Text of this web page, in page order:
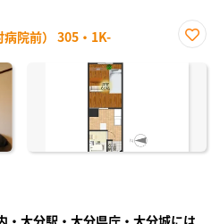
院前） 305・1K-
に入